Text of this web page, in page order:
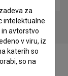
za
intelektualne
in avtorstvo
v viru, iz
katerih so
so na